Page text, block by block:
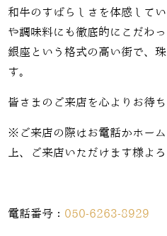
和牛のすばらしさを体感して
や調味料にも徹底的にこだわっ
銀座という格式の高い街で、
す。
皆さまのご来店を心よりお待ち
※ご来店の際はお電話かホー
上、ご来店いただけます様よ
電話番号： 050-6263-8929